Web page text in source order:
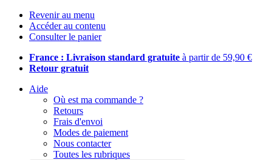
Revenir au menu
Accéder au contenu
Consulter le panier
France : Livraison standard gratuite à partir de 59,90 €
Retour gratuit
Aide
Où est ma commande ?
Retours
Frais d'envoi
Modes de paiement
Nous contacter
Toutes les rubriques